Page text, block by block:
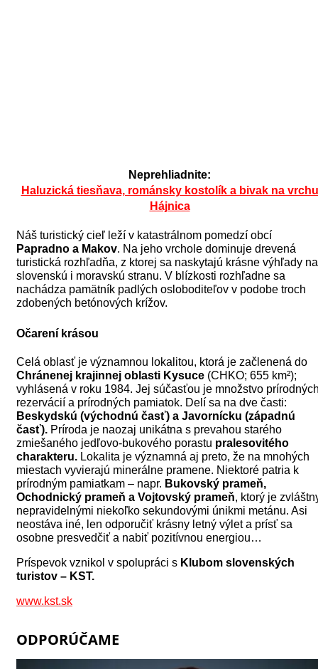
Neprehliadnite:
Haluzická tiesňava, románsky kostolík a bivak na vrchu
Hájnica
Náš turistický cieľ leží v katastrálnom pomedzí obcí
Papradno a Makov. Na jeho vrchole dominuje drevená
turistická rozhľadňa, z ktorej sa naskytajú krásne výhľady na
slovenskú i moravskú stranu. V blízkosti rozhľadne sa
nachádza pamätník padlých osloboditeľov v podobe troch
zdobených betónových krížov.
Očarení krásou
Celá oblasť je významnou lokalitou, ktorá je začlenená do
Chránenej krajinnej oblasti Kysuce (CHKO; 655 km²);
vyhlásená v roku 1984. Jej súčasťou je množstvo
rezervácií a prírodných pamiatok. Delí sa na dve časti:
Beskydskú (východnú časť) a Javornícku (západnú
časť). Príroda je naozaj unikátna s prevahou starého
zmiešaného jedľovo-bukového porastu pralesovitého
charakteru. Lokalita je významná aj preto, že na mnohých
miestach vyvierajú minerálne pramene. Niektoré patria k
prírodným pamiatkam – napr. Bukovský prameň,
Ochodnický prameň a Vojtovský prameň, ktorý je
nepravidelnými niekoľko sekundovými únikmi metánu. Asi
neostáva iné, len odporučiť krásny letný výlet a prísť sa
osobne presvedčiť a nabiť pozitívnou energiou…
Príspevok vznikol v spolupráci s Klubom slovenských
turistov – KST.
www.kst.sk
ODPORÚČAME